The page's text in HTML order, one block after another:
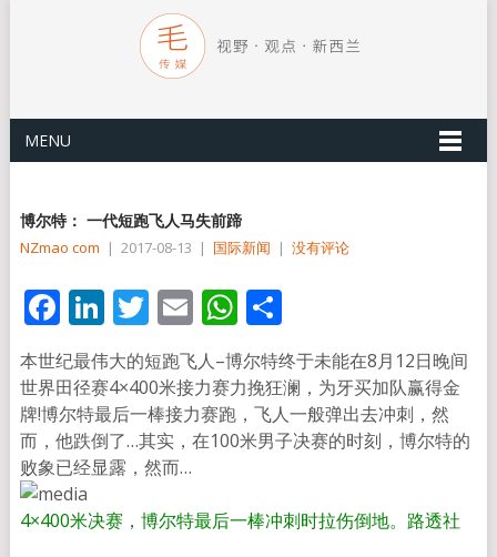
MENU
博尔特： 一代短跑飞人马失前蹄
NZmao com | 2017-08-13 | 国际新闻 | 没有评论
Facebook
LinkedIn
Twitter
EmailWhatsApp
分
享
本世纪最伟大的短跑飞人–博尔特终于未能在8月12日晚间
世界田径赛4×400米接力赛力挽狂澜，为牙买加队赢得金
牌!博尔特最后一棒接力赛跑，飞人一般弹出去冲刺，然
而，他跌倒了…其实，在100米男子决赛的时刻，博尔特的
败象已经显露，然而…
4×400米决赛，博尔特最后一棒冲刺时拉伤倒地。 路透社